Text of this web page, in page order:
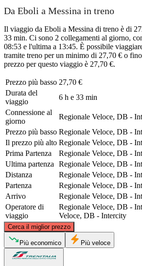
Da Eboli a Messina in treno
Il viaggio da Eboli a Messina di treno è di
33 min. Ci sono 2 collegamenti al giorno,
08:53 e l'ultima a 13:45. È possibile
tramite treno per un minimo di 27,70 € o
prezzo per questo viaggio è 27,70 €.
Prezzo più basso 27,70 €
Durata del
viaggio
6 h e 33 min
Connessione al
giorno
Regionale Veloce, DB -
Prezzo più basso Regionale Veloce, DB -
Il prezzo più alto Regionale Veloce, DB -
Prima Partenza
Regionale Veloce, DB -
Ultima partenza
Regionale Veloce, DB -
Distanza
Regionale Veloce, DB -
Partenza
Regionale Veloce, DB -
Arrivo
Regionale Veloce, DB -
Operatore di
viaggio
Regionale Veloce, DB -
Veloce, DB - Intercity
Cerca il miglior prezzo
Eboli
©CARTO
Più economico Più veloce